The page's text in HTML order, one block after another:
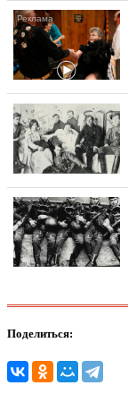
Поделиться: